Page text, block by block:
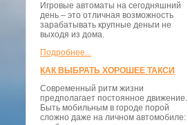
Игровые автоматы на сегодняшний
день – это отличная возможность
зарабатывать крупные деньги не
выходя из дома.
Подробнее...
КАК ВЫБРАТЬ ХОРОШЕЕ ТАКСИ
Современный ритм жизни
предполагает постоянное движение.
Быть мобильным в городе порой
сложно даже на личном автомобиле: